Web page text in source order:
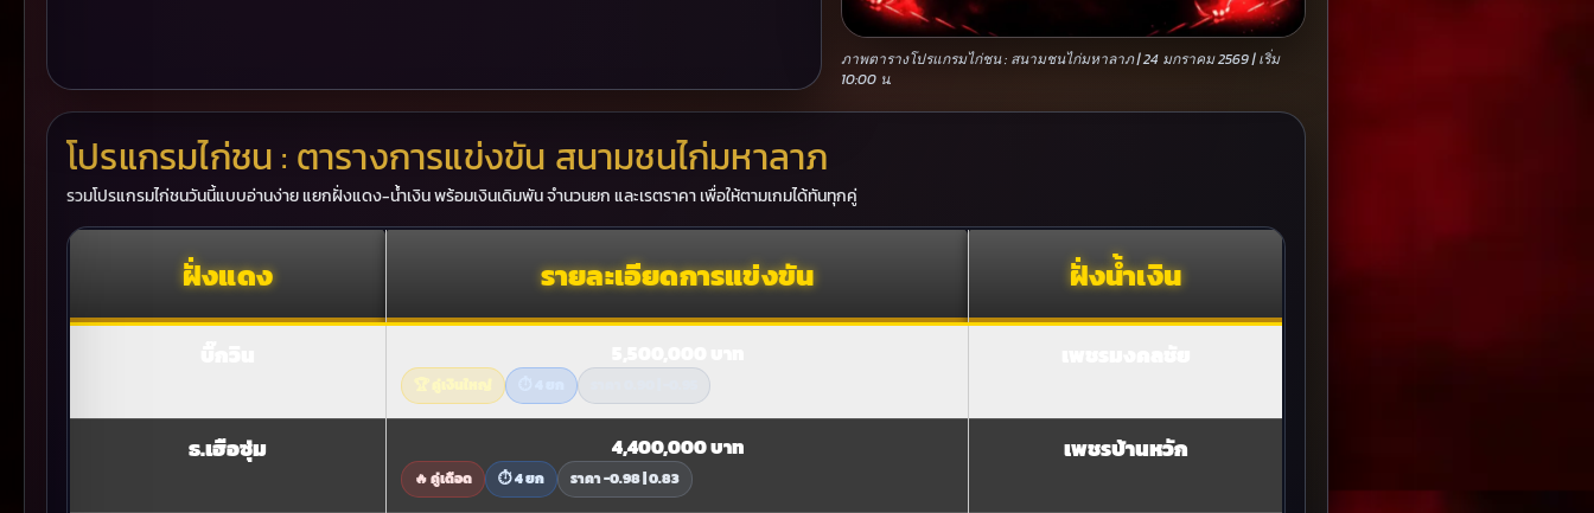
ภาพตารางโปรแกรมไก่ชน : สนามชนไก่มหาลาภ | 24 มกราคม 2569 | เริ่ม
10:00 น.
โปรแกรมไก่ชน : ตารางการแข่งขัน สนามชนไก่มหาลาภ
รวมโปรแกรมไก่ชนวันนี้แบบอ่านง่าย แยกฝั่งแดง-น้ำเงิน พร้อมเงินเดิมพัน จำนวนยก และเรตราคา เพื่อให้ตามเกมได้ทันทุกคู่
ฝั่งแดง รายละเอียดการแข่งขัน ฝั่งน้ำเงิน
ธ.เฮือซุ่ม 4,400,000 บาท
🔥 คู่เดือด ⏱ 4 ยก ราคา -0.98 | 0.83
เพชรบ้านหวัก